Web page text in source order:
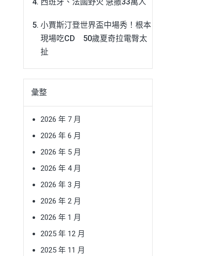
小賈斯汀登世界盃中場秀！根本
現場吃CD 50歲夏奇拉電臀太
扯
彙整
2026 年 7 月
2026 年 6 月
2026 年 5 月
2026 年 4 月
2026 年 3 月
2026 年 2 月
2026 年 1 月
2025 年 12 月
2025 年 11 月